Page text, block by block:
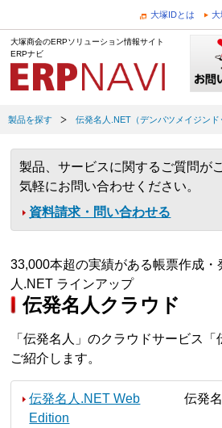
大塚IDとは 大
大塚商会のERPソリューション情報サイト
ERPナビ
製品を探す 伝発名人.NET（デンパツメイジンド
製品、サービスに関するご質問が
気軽にお問い合わせください。
資料請求・問い合わせる
33,000本超の実績がある帳票作成・
人.NET ラインアップ
伝発名人クラウド
「伝発名人」のクラウドサービス
ご紹介します。
伝発名人.NET Web
Edition
伝発